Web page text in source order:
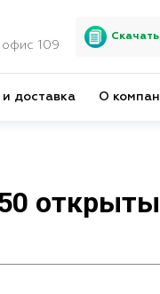
офис 109
доставка О